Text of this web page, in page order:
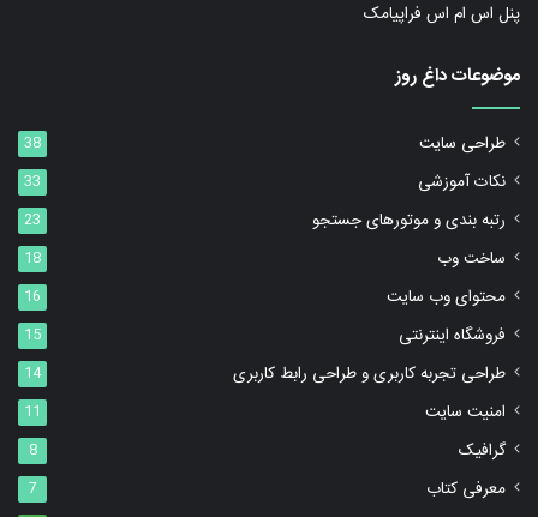
پنل اس ام اس فراپیامک
موضوعات داغ روز
طراحی سایت 38
نکات آموزشی 33
رتبه بندی و موتورهای جستجو 23
ساخت وب 18
محتوای وب سایت 16
فروشگاه اینترنتی 15
طراحی تجربه کاربری و طراحی رابط کاربری 14
امنیت سایت 11
گرافیک 8
معرفی کتاب 7